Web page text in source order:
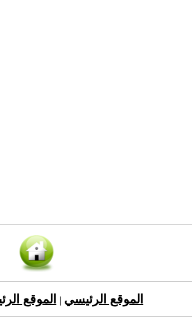
الموقع الرئيسي الموقع